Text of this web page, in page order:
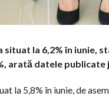
situat la 6,2% în iunie,
arată datele
la 5,8% în iunie, de